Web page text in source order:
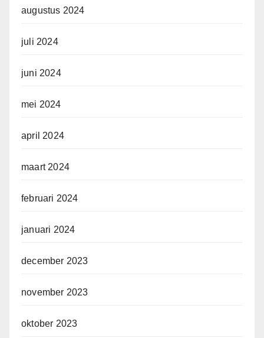
augustus 2024
juli 2024
juni 2024
mei 2024
april 2024
maart 2024
februari 2024
januari 2024
december 2023
november 2023
oktober 2023